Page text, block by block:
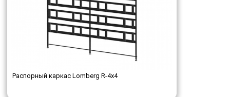
Распорный каркас Lomberg R-4х4